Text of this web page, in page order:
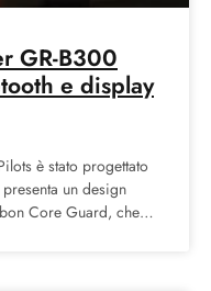
GR-B300
e display
è stato progettato
un design
Core Guard, che